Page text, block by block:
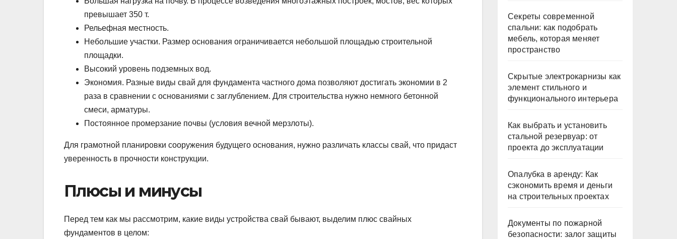
превышает 350 т.
Рельефная местность.
Небольшие участки. Размер основания ограничивается небольшой площадью строительной
площадки.
Высокий уровень подземных вод.
Экономия. Разные виды свай для фундамента частного дома позволяют достигать экономии в 2
раза в сравнении с основаниями с заглублением. Для строительства нужно немного бетонной
смеси, арматуры.
Постоянное промерзание почвы (условия вечной мерзлоты).
Для грамотной планировки сооружения будущего основания, нужно различать классы свай, что придаст
уверенность в прочности конструкции.
Плюсы и минусы
Перед тем как мы рассмотрим, какие виды устройства свай бывают, выделим плюс свайных
фундаментов в целом:
Секреты современной
спальни: как подобрать
мебель, которая меняет
пространство
Скрытые электрокарнизы как
элемент стильного и
функционального интерьера
Как выбрать и установить
стальной резервуар: от
проекта до эксплуатации
Опалубка в аренду: Как
сэкономить время и деньги
на строительных проектах
Документы по пожарной
безопасности: залог защиты